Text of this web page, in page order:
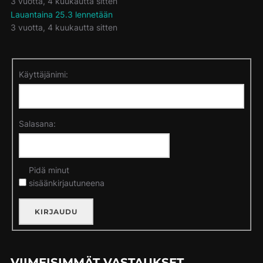
Lauantaina 25.3 lennetään
3 vuotta, 4 kuukautta sitten
Käyttäjänimi:
Salasana:
Pidä minut
sisäänkirjautuneena
KIRJAUDU